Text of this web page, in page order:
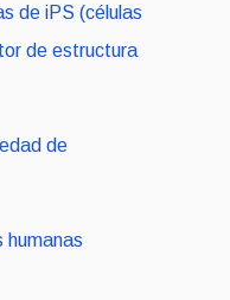
de iPS (células
de estructura
de
humanas